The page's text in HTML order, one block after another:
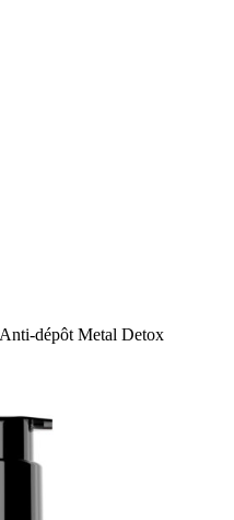
dépôt Metal Detox